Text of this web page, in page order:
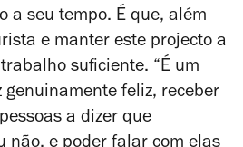
a seu tempo. É que, além
e manter este projecto a
suficiente. “É um
genuinamente feliz, receber
a dizer que